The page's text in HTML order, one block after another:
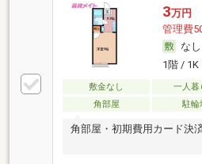
3万円
管理費
なし
1階 / 1K
敷金なし 一人暮
角部屋
駐輪
角部屋・初期費用カード決